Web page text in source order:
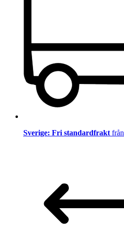
Sverige: Fri standardfrakt